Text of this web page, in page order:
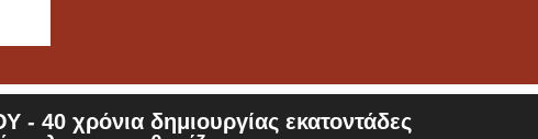
- 40 χρόνια δημιουργίας εκατοντάδες